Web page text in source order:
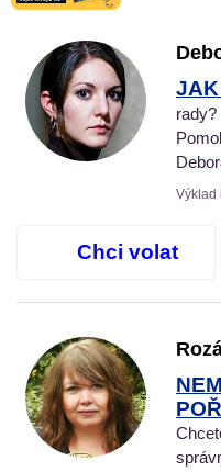
JAK
rady?
Výklad
Chci volat